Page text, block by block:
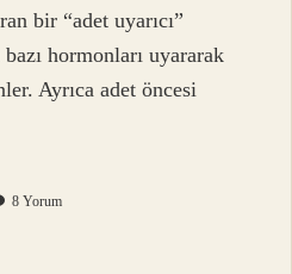
bir “adet uyarıcı”
hormonları uyararak
Ayrıca adet öncesi
8 Yorum